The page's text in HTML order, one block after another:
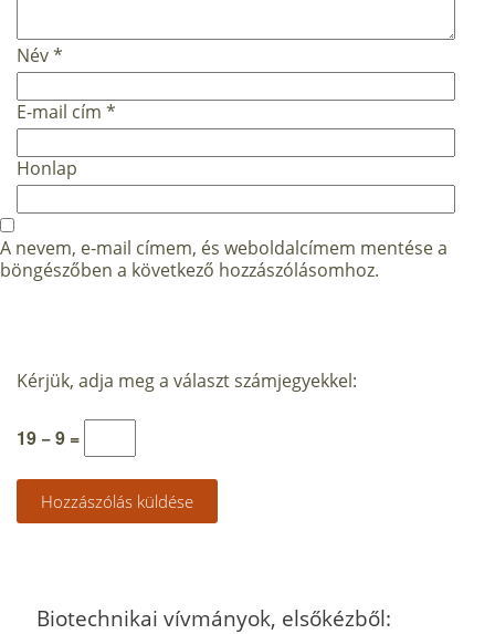
Név*
E-mail cím *
Honlap
A nevem, e-mail címem, és weboldalcímem mentése a
böngészőben a következő hozzászólásomhoz.
Kérjük, adja meg a választ számjegyekkel:
19 − 9 =
Biotechnikai vívmányok, elsőkézből: